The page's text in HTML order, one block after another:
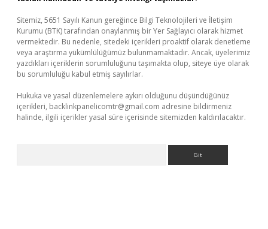
Sitemiz, 5651 Sayılı Kanun gereğince Bilgi Teknolojileri ve İletişim
Kurumu (BTK) tarafından onaylanmış bir Yer Sağlayıcı olarak hizmet
vermektedir. Bu nedenle, sitedeki içerikleri proaktif olarak denetleme
veya araştırma yükümlülüğümüz bulunmamaktadır. Ancak, üyelerimiz
yazdıkları içeriklerin sorumluluğunu taşımakta olup, siteye üye olarak
bu sorumluluğu kabul etmiş sayılırlar.
Hukuka ve yasal düzenlemelere aykırı olduğunu düşündüğünüz
içerikleri, backlinkpanelicomtr@gmail.com adresine bildirmeniz
halinde, ilgili içerikler yasal süre içerisinde sitemizden kaldırılacaktır.